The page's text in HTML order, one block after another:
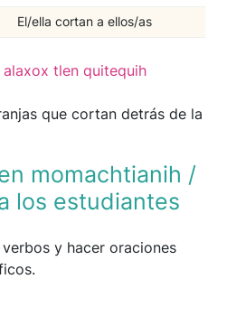
El/ella cortan a ellos/as
alaxox tlen quitequih
que cortan detrás de la
momachtianih /
los estudiantes
y hacer oraciones